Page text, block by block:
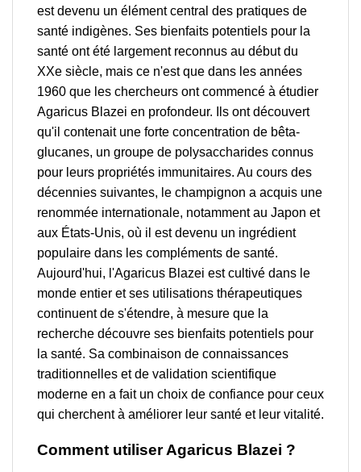
est devenu un élément central des pratiques de
santé indigènes. Ses bienfaits potentiels pour la
santé ont été largement reconnus au début du
XXe siècle, mais ce n'est que dans les années
1960 que les chercheurs ont commencé à étudier
Agaricus Blazei en profondeur. Ils ont découvert
qu'il contenait une forte concentration de bêta-
glucanes, un groupe de polysaccharides connus
pour leurs propriétés immunitaires. Au cours des
décennies suivantes, le champignon a acquis une
renommée internationale, notamment au Japon et
aux États-Unis, où il est devenu un ingrédient
populaire dans les compléments de santé.
Aujourd'hui, l'Agaricus Blazei est cultivé dans le
monde entier et ses utilisations thérapeutiques
continuent de s'étendre, à mesure que la
recherche découvre ses bienfaits potentiels pour
la santé. Sa combinaison de connaissances
traditionnelles et de validation scientifique
moderne en a fait un choix de confiance pour ceux
qui cherchent à améliorer leur santé et leur vitalité.
Comment utiliser Agaricus Blazei ?